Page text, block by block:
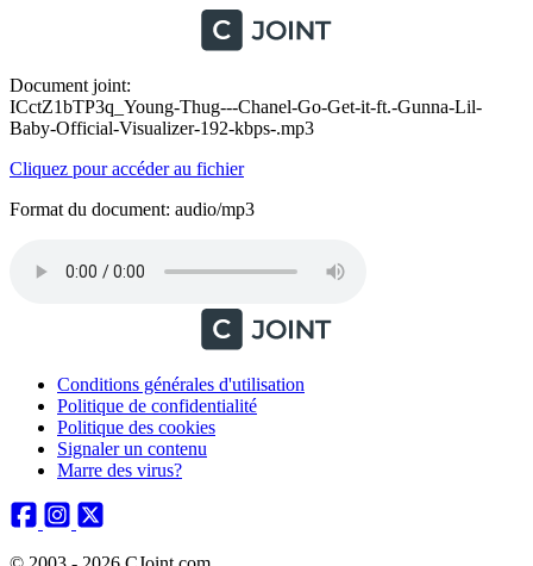
Document joint:
ICctZ1bTP3q_Young-Thug---Chanel-Go-Get-it-ft.-Gunna-Lil-
Baby-Official-Visualizer-192-kbps-.mp3
Cliquez pour accéder au fichier
Format du document: audio/mp3
Conditions générales d'utilisation
Politique de confidentialité
Politique des cookies
Signaler un contenu
Marre des virus?